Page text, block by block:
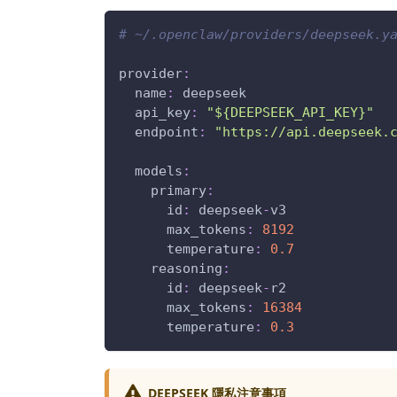
# ~/.openclaw/providers/
provider:
name :
deepseek
api_key:
"${DEEPSEEK_API_KEY}"
endpoint : "https://
models :
primary:
id : deepseek-v3
max_tokens :
8192
temperature :
0.7
reasoning :
id : deepseek- r2
max_tokens :
16384
temperature : 0.3
DEEPSEEK 隱私注意事項